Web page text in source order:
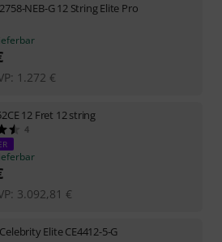
2758-NEB-G 12 String Elite Pro
1.272 €
12 Fret 12 string
4
3.092,81 €
Celebrity Elite CE4412-5-G